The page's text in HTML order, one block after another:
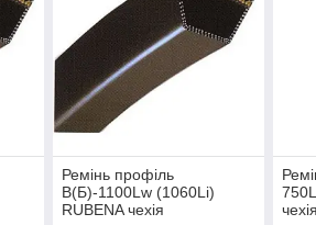
Ремінь профіль
В(Б)-1100Lw (1060Li)
RUBENA чехія